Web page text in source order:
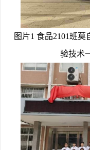
图片1 食品2101班
验技术